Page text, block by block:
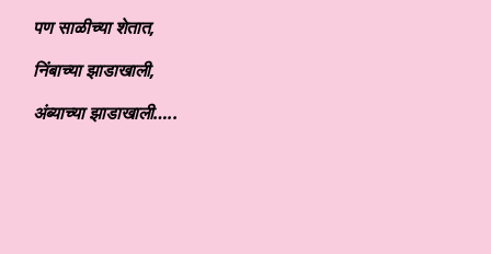
पण साळीच्या शेतात,
निंबाच्या झाडाखाली,
अंब्याच्या झाडाखाली…..